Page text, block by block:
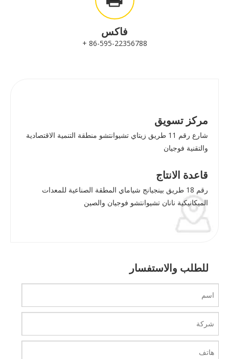
فاكس
86-595-22356788 +
مركز تسويق
شارع رقم 11 طريق زيتاي تشيوانتشو منطقة التنمية الاقتصادية
والتقنية فوجيان
قاعدة الانتاج
رقم 18 طريق بينجيانج شياماي المطقة الصناعية للمعدات
الميكانيكية نانان تشيوانتشو فوجيان والصين
للطلب والاستفسار